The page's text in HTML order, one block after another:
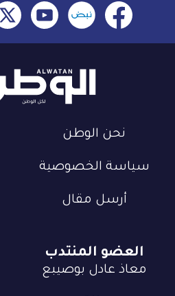
نحن الوطن
سياسة الخصوصية
أرسل مقال
العضو المنتدب
معاذ عادل بوصيبع